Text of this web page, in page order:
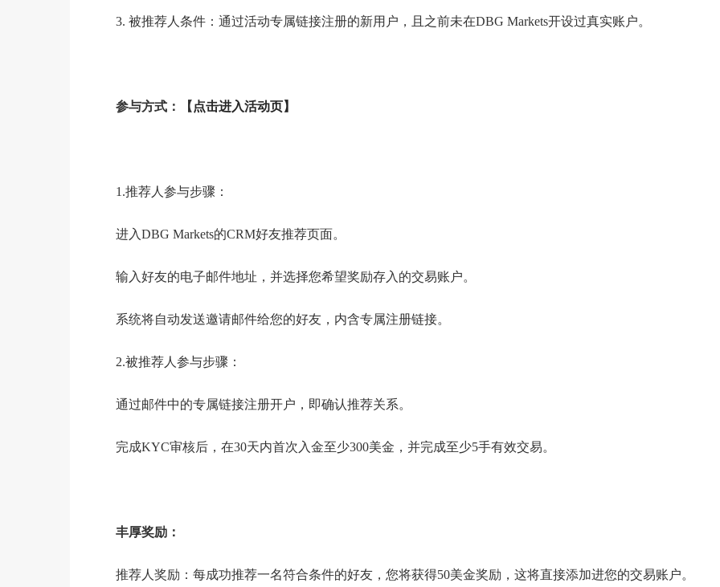
3. 被推荐人条件：通过活动专属链接注册的新用户，且之前未在DBG Markets开设过真实账户。
参与方式：【 点击进入活动页】
1.推荐人参与步骤：
进入DBG Markets的CRM好友推荐页面。
输入好友的电子邮件地址，并选择您希望奖励存入的交易账户。
系统将自动发送邀请邮件给您的好友，内含专属注册链接。
2.被推荐人参与步骤：
通过邮件中的专属链接注册开户，即确认推荐关系。
完成KYC审核后，在30天内首次入金至少300美金，并完成至少5手有效交易。
丰厚奖励：
推荐人奖励：每成功推荐一名符合条件的好友，您将获得50美金奖励，这将直接添加进您的交易账户。